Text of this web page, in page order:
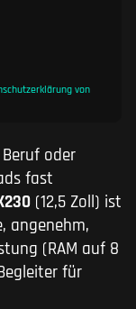
von
oder
fast
(12,5 Zoll) ist
angenehm,
(RAM auf 8
für